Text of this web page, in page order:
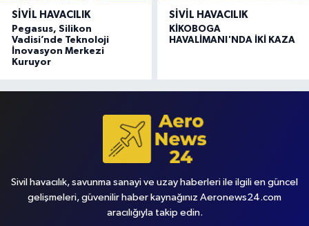
SIVIL HAVACILIK
Pegasus, Silikon
Vadisi’nde Teknoloji
İnovasyon Merkezi
Kuruyor
SIVIL HAVACILIK
KİKOBOGA
HAVALİMANI'NDA İKİ KAZA
Sivil havacılık, savunma sanayi ve uzay haberleri ile ilgili en güncel
gelişmeleri, güvenilir haber kaynağınız Aeronews24.com
aracılığıyla takip edin.